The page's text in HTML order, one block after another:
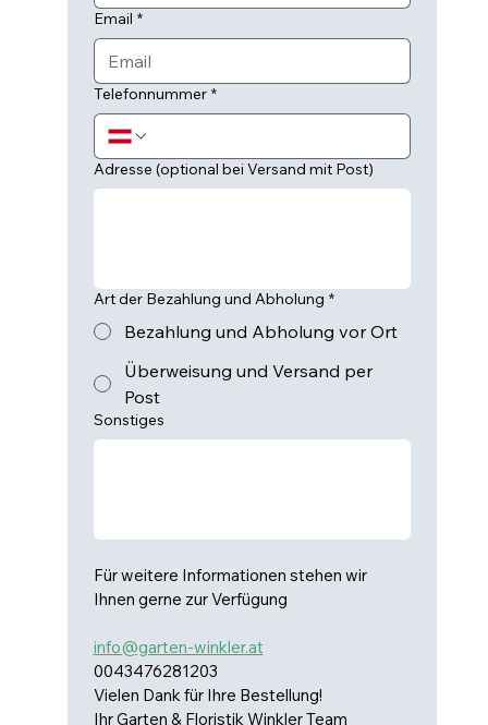
Email *
Telefonnummer *
Adresse (optional bei Versand mit Post)
Art der Bezahlung und Abholung *
Bezahlung und Abholung vor Ort
Überweisung und Versand per
Post
Sonstiges
Für weitere Informationen stehen wir
Ihnen gerne zur Verfügung
info@garten-winkler.at
0043476281203
Vielen Dank für Ihre Bestellung!
Ihr Garten & Floristik Winkler Team